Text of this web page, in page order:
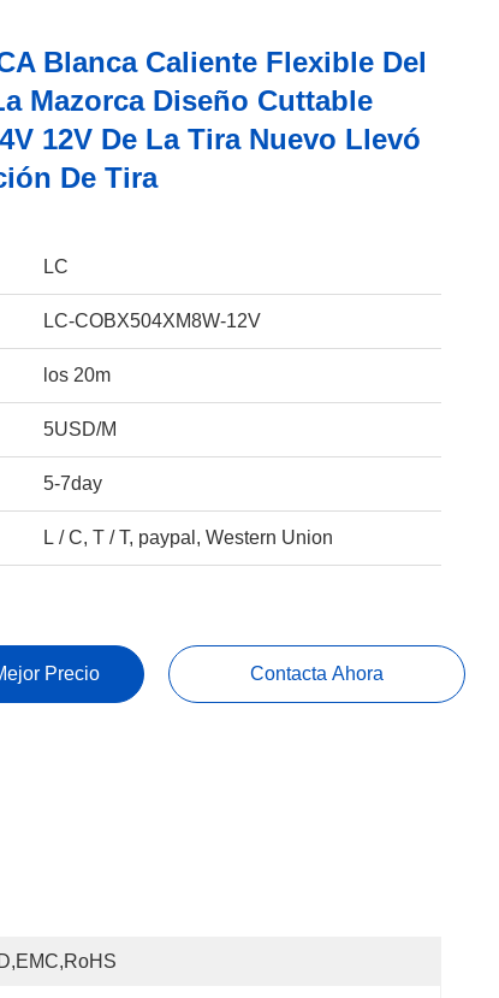
Blanca Caliente Flexible Del
Mazorca Diseño Cuttable
12V De La Tira Nuevo Llevó
De Tira
LC
LC-COBX504XM8W-12V
los 20m
5USD/M
5-7day
L / C, T / T, paypal, Western Union
Precio Contacta Ahora